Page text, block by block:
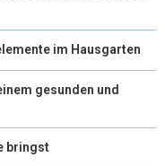
im Hausgarten
gesunden und
bringst